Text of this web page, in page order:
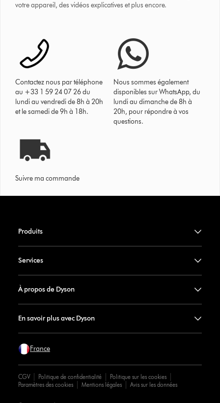
votre appareil, des vidéos explicatives et plus encore.
Contactez nous par téléphone
au +33 1 59 24 07 26 du
lundi au vendredi de 8h à 20h
et le samedi de 9h à 18h.
Nous sommes également
disponibles sur WhatsApp, du
lundi au dimanche de 8h à
20h, pour répondre à vos
questions.
Suivre ma commande
Produits
Services
À propos de Dyson
En savoir plus avec Dyson
France
CGV Politique de confidentialité
Politique sur les cookies
Paramètres des cookies
Mentions légales Avis sur les données